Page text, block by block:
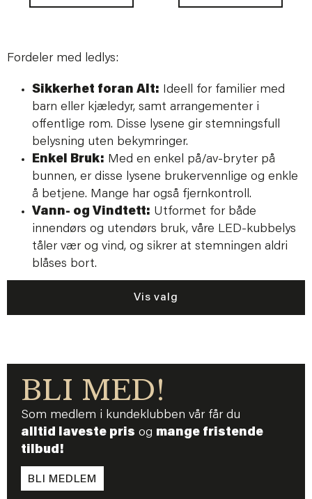
Fordeler med ledlys:
Sikkerhet foran Alt: Ideell for familier med
barn eller kjæledyr, samt arrangementer i
offentlige rom. Disse lysene gir stemningsfull
belysning uten bekymringer.
Enkel Bruk: Med en enkel på/av-bryter på
bunnen, er disse lysene brukervennlige og enkle
å betjene. Mange har også fjernkontroll.
Vann- og Vindtett: Utformet for både
innendørs og utendørs bruk, våre LED-kubbelys
tåler vær og vind, og sikrer at stemningen aldri
blåses bort.
Vis valg
BLI MED!
Som medlem i kundeklubben vår får du
alltid laveste pris og mange fristende
tilbud!
BLI MEDLEM